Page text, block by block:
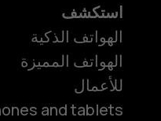
استكشف
الهواتف الذكية
الهواتف المميزة
للأعمال
and tablets